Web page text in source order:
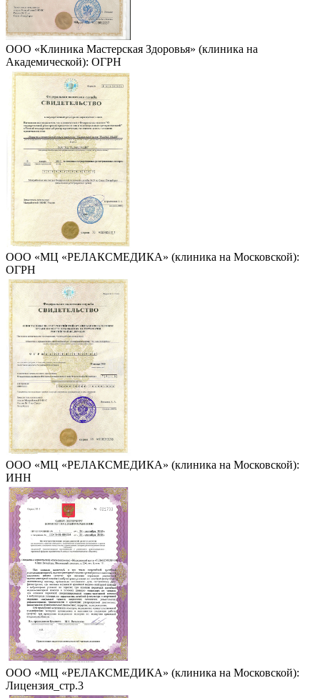
ООО «Клиника Мастерская Здоровья» (клиника на
Академической): ОГРН
ООО «МЦ «РЕЛАКСМЕДИКА» (клиника на Московской):
ОГРН
ООО «МЦ «РЕЛАКСМЕДИКА» (клиника на Московской):
ИНН
ООО «МЦ «РЕЛАКСМЕДИКА» (клиника на Московской):
Лицензия_стр.3